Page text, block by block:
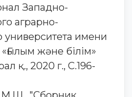
Западно-
аграрно-
университета имени
және білім»
қ., 2020 г., С.196-